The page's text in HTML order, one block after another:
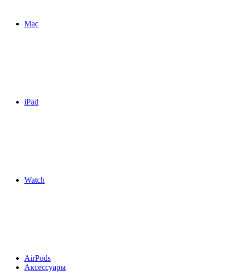
Mac
iPad
Watch
AirPods
Аксессуары